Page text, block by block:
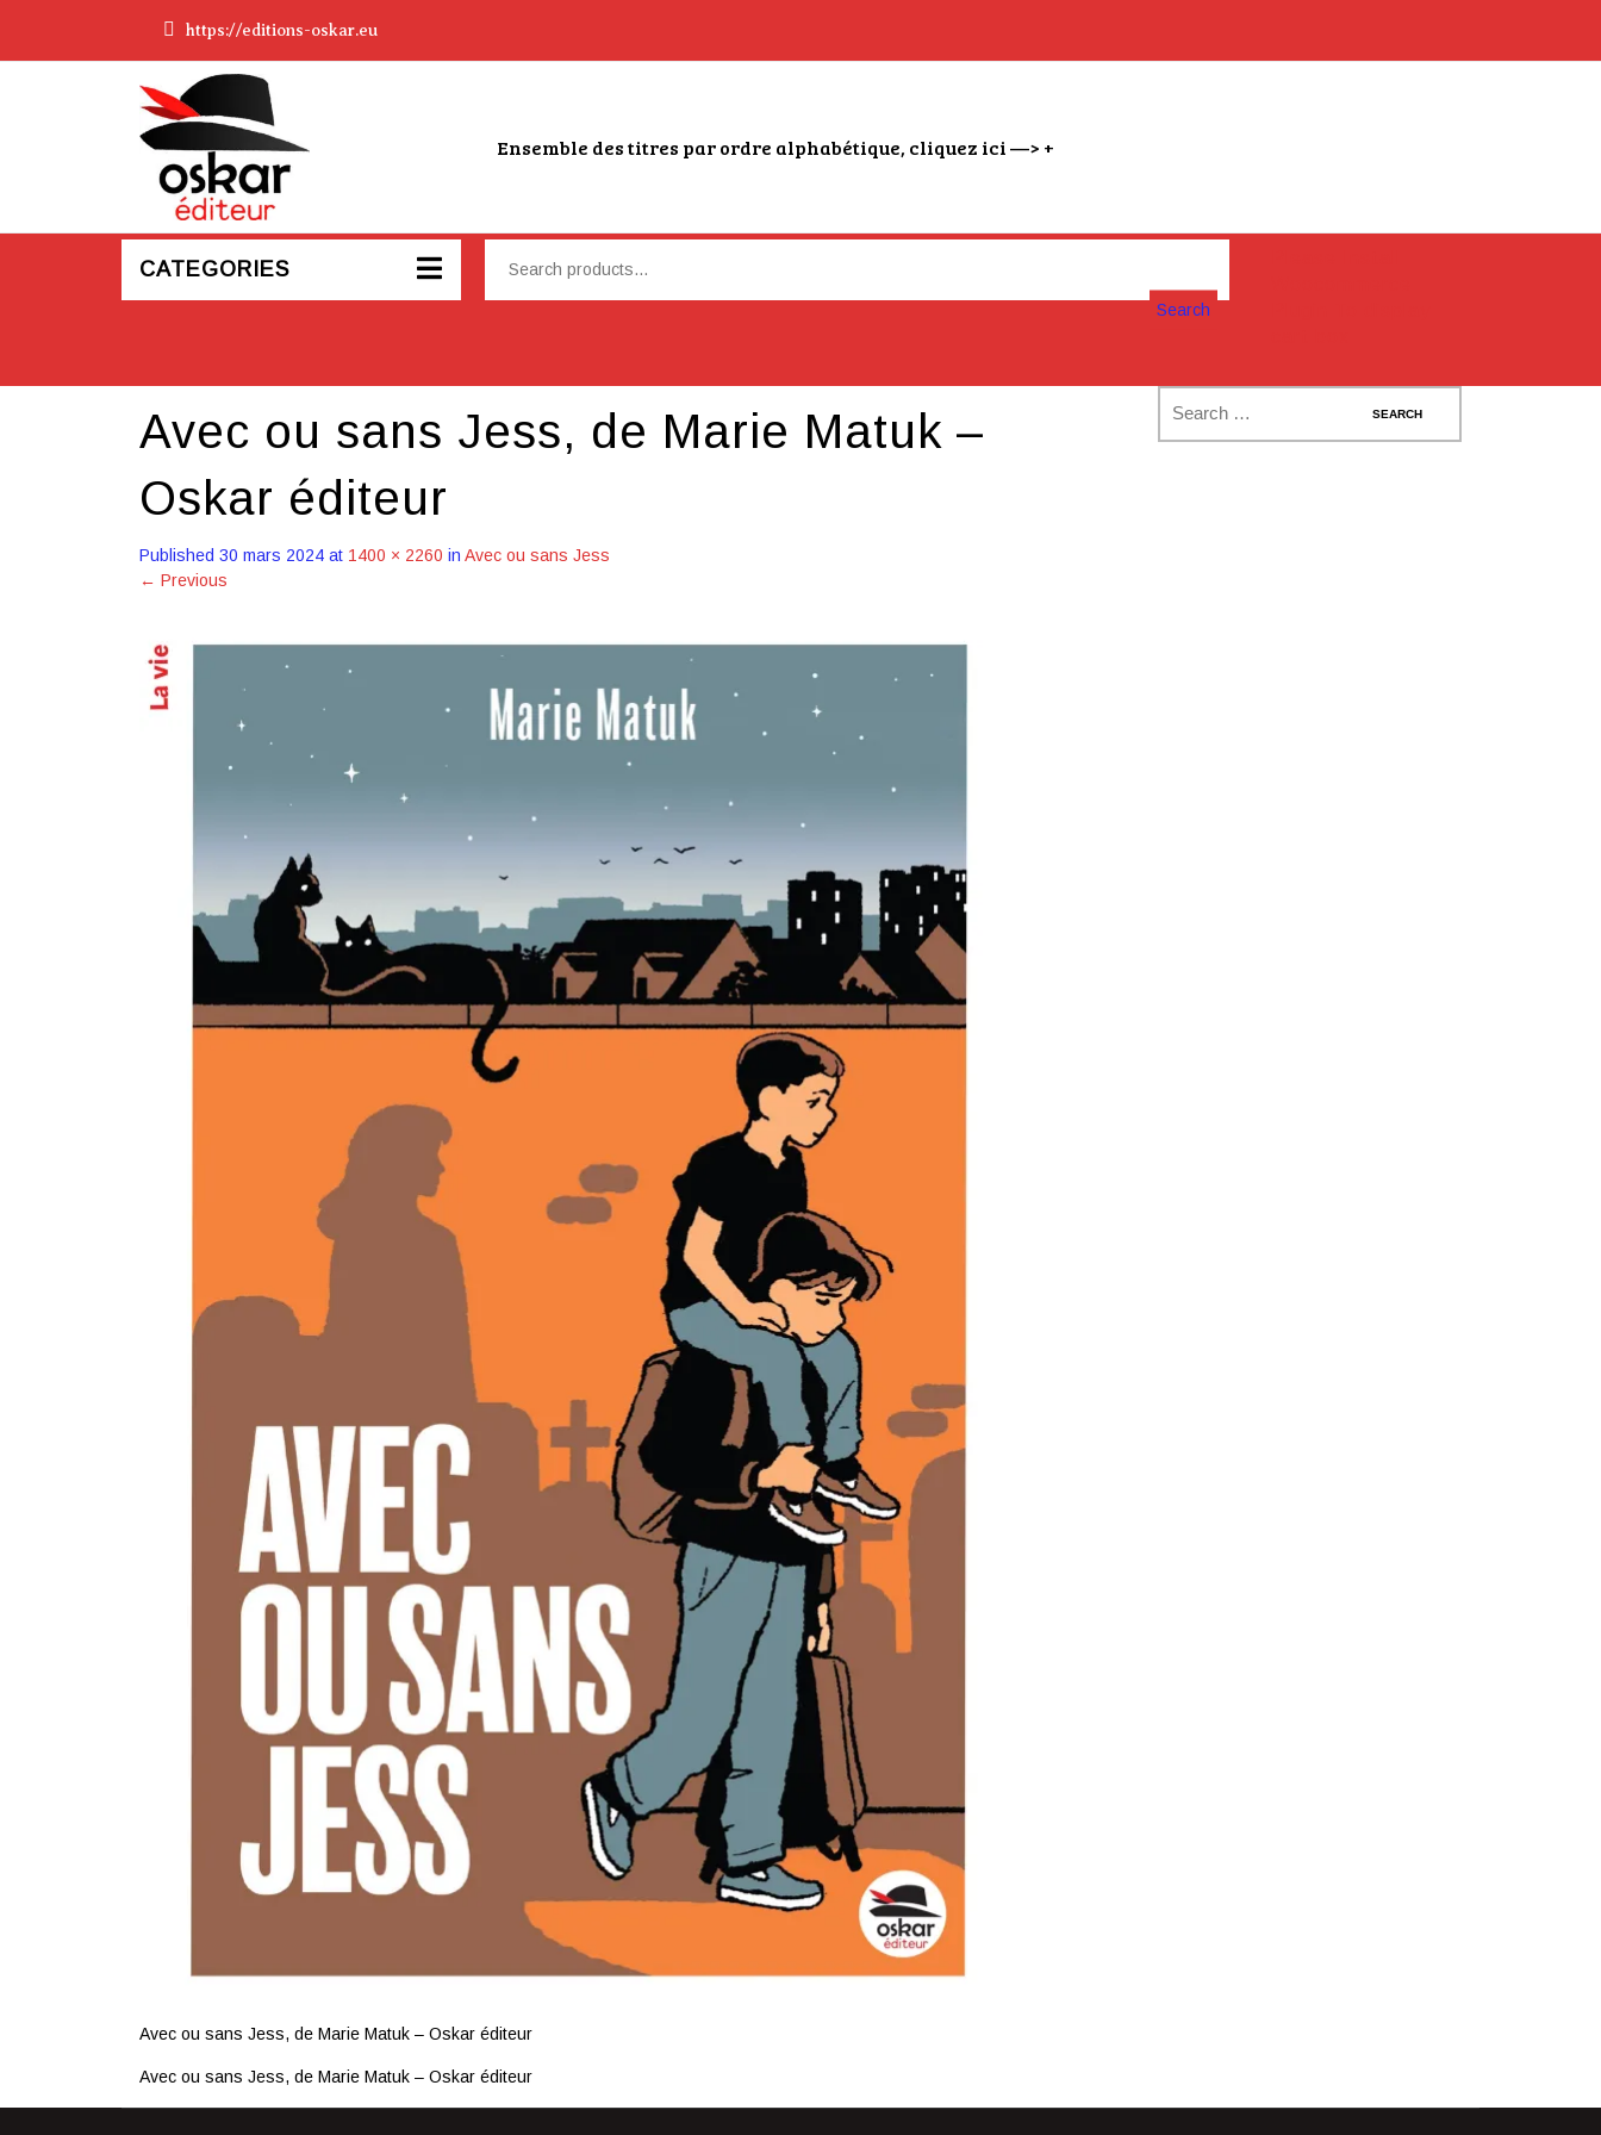
https://editions-oskar.eu
Ensemble des titres par ordre alphabétique, cliquez ici —> +
CATEGORIES
Search
Avec ou sans Jess, de Marie Matuk –
Oskar éditeur
Published 30 mars 2024 at 1400 × 2260 in Avec ou sans Jess
← Previous
Avec ou sans Jess, de Marie Matuk – Oskar éditeur
Avec ou sans Jess, de Marie Matuk – Oskar éditeur